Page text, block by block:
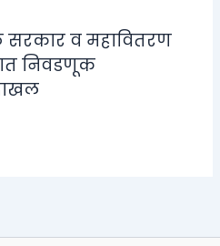
सरकार व महावितरण
निवडणूक